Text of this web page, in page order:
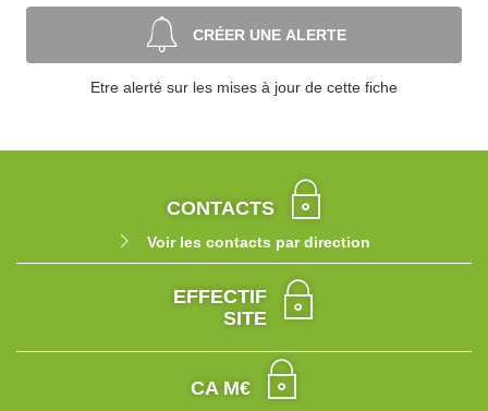
CRÉER UNE ALERTE
Etre alerté sur les mises à jour de cette fiche
CONTACTS
Voir les contacts par direction
EFFECTIF
SITE
CA M€